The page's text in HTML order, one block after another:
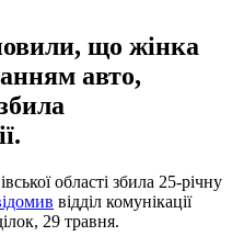
що жінка
авто,
області збила 25-річну
відділ комунікації
29 травня.